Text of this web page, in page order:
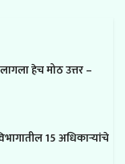
हेच मोठ उत्तर –
15 अधिकाऱ्यांचे